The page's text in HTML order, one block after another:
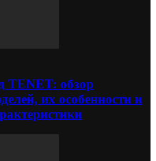
TENET: обзор
их особенности и